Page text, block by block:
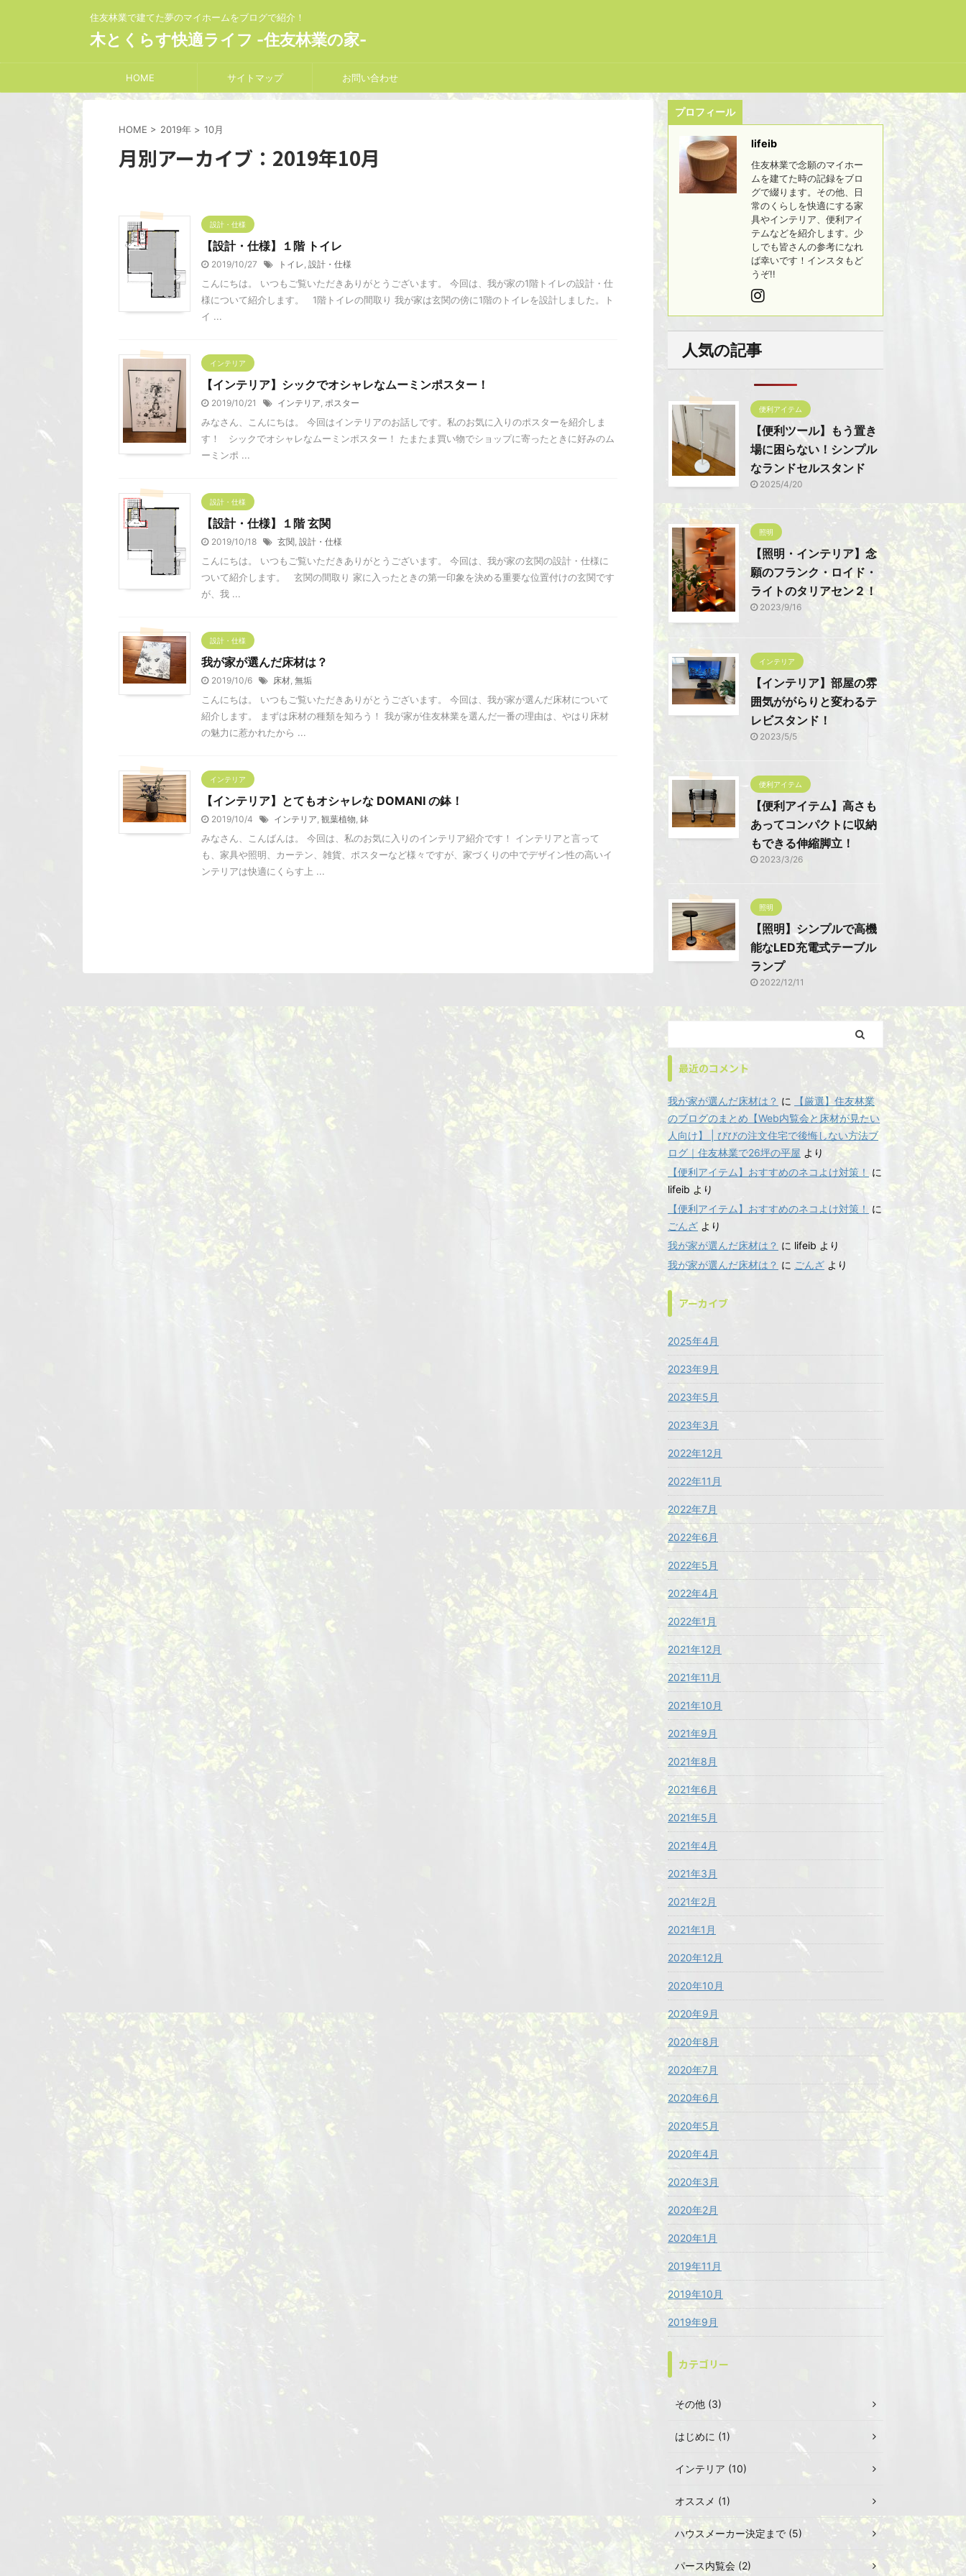
住友林業で建てた夢のマイホームをブログで紹介！
木とくらす快適ライフ -住友林業の家-
HOME サイトマップ お問い合わせ
HOME > 2019年 > 10月
月別アーカイブ：2019年10月
設計・仕様
【設計・仕様】１階 トイレ
2019/10/27 トイレ, 設計・仕様
こんにちは。 いつもご覧いただきありがとうございます。 今回は、我が家の1階トイレの設計・仕
様について紹介します。 1階トイレの間取り 我が家は玄関の傍に1階のトイレを設計しました。ト
イ ...
インテリア
【インテリア】シックでオシャレなムーミンポスター！
2019/10/21 インテリア, ポスター
みなさん、こんにちは。 今回はインテリアのお話しです。私のお気に入りのポスターを紹介しま
す！ シックでオシャレなムーミンポスター！ たまたま買い物でショップに寄ったときに好みのム
ーミンポ ...
設計・仕様
【設計・仕様】１階 玄関
2019/10/18 玄関, 設計・仕様
こんにちは。 いつもご覧いただきありがとうございます。 今回は、我が家の玄関の設計・仕様に
ついて紹介します。 玄関の間取り 家に入ったときの第一印象を決める重要な位置付けの玄関です
が、我 ...
設計・仕様
我が家が選んだ床材は？
2019/10/6 床材, 無垢
こんにちは。 いつもご覧いただきありがとうございます。 今回は、我が家が選んだ床材について
紹介します。 まずは床材の種類を知ろう！ 我が家が住友林業を選んだ一番の理由は、やはり床材
の魅力に惹かれたから ...
インテリア
【インテリア】とてもオシャレな DOMANI の鉢！
2019/10/4 インテリア, 観葉植物, 鉢
みなさん、こんばんは。 今回は、私のお気に入りのインテリア紹介です！ インテリアと言って
も、家具や照明、カーテン、雑貨、ポスターなど様々ですが、家づくりの中でデザイン性の高いイ
ンテリアは快適にくらす上 ...
プロフィール
lifeib
住友林業で念願のマイホー
ムを建てた時の記録をブロ
グで綴ります。その他、日
常のくらしを快適にする家
具やインテリア、便利アイ
テムなどを紹介します。少
しでも皆さんの参考になれ
ば幸いです！インスタもど
うぞ!!
人気の記事
便利アイテム
【便利ツール】もう置き
場に困らない！シンプル
なランドセルスタンド
2025/4/20
照明
【照明・インテリア】念
願のフランク・ロイド・
ライトのタリアセン２！
2023/9/16
インテリア
【インテリア】部屋の雰
囲気ががらりと変わるテ
レビスタンド！
2023/5/5
便利アイテム
【便利アイテム】高さも
あってコンパクトに収納
もできる伸縮脚立！
2023/3/26
照明
【照明】シンプルで高機
能なLED充電式テーブル
ランプ
2022/12/11
最近のコメント
我が家が選んだ床材は？ に
【厳選】住友林業
のブログのまとめ【Web内覧会と床材が見たい
人向け】 | びびの注文住宅で後悔しない方法ブ
ログ｜住友林業で26坪の平屋 より
【便利アイテム】おすすめのネコよけ対策！
に
lifeib より
【便利アイテム】おすすめのネコよけ対策！
に
ごんざ より
我が家が選んだ床材は？ に lifeib より
我が家が選んだ床材は？ に ごんざ より
アーカイブ
2025年4月
2023年9月
2023年5月
2023年3月
2022年12月
2022年11月
2022年7月
2022年6月
2022年5月
2022年4月
2022年1月
2021年12月
2021年11月
2021年10月
2021年9月
2021年8月
2021年6月
2021年5月
2021年4月
2021年3月
2021年2月
2021年1月
2020年12月
2020年10月
2020年9月
2020年8月
2020年7月
2020年6月
2020年5月
2020年4月
2020年3月
2020年2月
2020年1月
2019年11月
2019年10月
2019年9月
カテゴリー
その他 (3)
はじめに (1)
インテリア (10)
オススメ (1)
ハウスメーカー決定まで (5)
パース内覧会 (2)